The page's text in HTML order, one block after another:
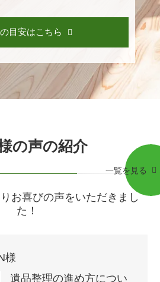
目安はこちら
の声の紹介
お喜びの声をいただきまし
た！
一覧を見る
様
遺品整理の進め方につい